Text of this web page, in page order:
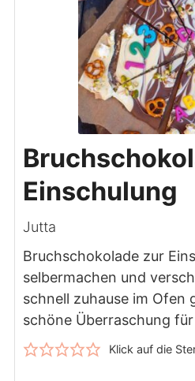
Einschulung
Jutta
Bruchschokolade zur
selbermachen und
schnell zuhause im Ofen
schöne Überraschung
Klick auf die